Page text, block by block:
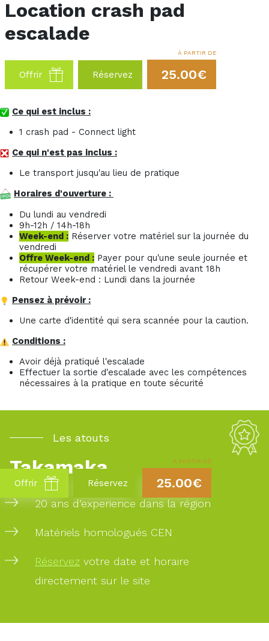
Location crash pad
escalade
Offrir Réservez
À PARTIR DE
25.00€
Ce qui est inclus :
1 crash pad - Connect light
Ce qui n'est pas inclus :
Le transport jusqu'au lieu de pratique
Horaires d'ouverture :
Du lundi au vendredi
9h-12h / 14h-18h
Week-end : Réserver votre matériel sur la journée du
vendredi
Offre Week-end : Payer pour qu'une seule journée et
récupérer votre matériel le vendredi avant 18h
Retour Week-end : Lundi dans la journée
Pensez à prévoir :
Une carte d'identité qui sera scannée pour la caution.
Conditions :
Avoir déjà pratiqué l'escalade
Effectuer la sortie d'escalade avec les compétences
nécessaires à la pratique en toute sécurité
Les atouts
Takamaka
20 ans d’experience dans la région
Matériels homologués CEN
Réservez votre date et horaire
directement sur le site
Offrir Réservez
À PARTIR DE
25.00€
PAIEMENT
SÉCURISÉ